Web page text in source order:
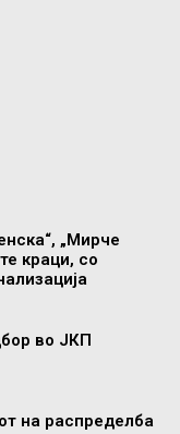
„Мирче
краци, со
во ЈКП
на распределба